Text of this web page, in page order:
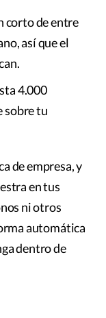
corto de entre
así que el
4.000
sobre tu
de empresa, y
en tus
ni otros
automática
dentro de